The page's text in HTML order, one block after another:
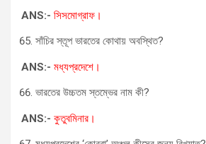
ANS:- সিসমোগ্রাফ।
সাঁচির স্তূপ ভারতের কোথায় অবস্থিত?
ANS:- মধ্যপ্রদেশে।
ভারতের উচ্চতম স্তম্ভের নাম কী?
ANS:- কুতুবমিনার।